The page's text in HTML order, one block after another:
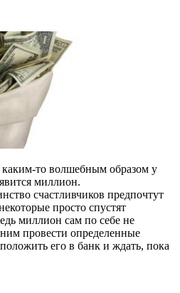
то волшебным образом у
миллион.
счастливчиков предпочтут
просто спустят
миллион сам по себе не
провести определенные
его в банк и ждать, пока